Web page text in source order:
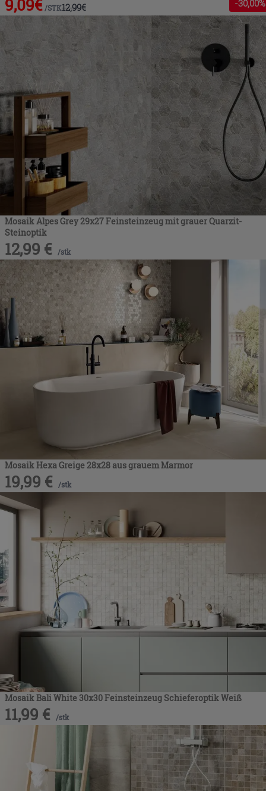
9,09€ /STK12,99€ -30,00%
Mosaik Alpes Grey 29x27 Feinsteinzeug mit grauer Quarzit-
Steinoptik
12,99 € /stk
Mosaik Hexa Greige 28x28 aus grauem Marmor
19,99 € /stk
Mosaik Bali White 30x30 Feinsteinzeug Schieferoptik Weiß
11,99 € /stk